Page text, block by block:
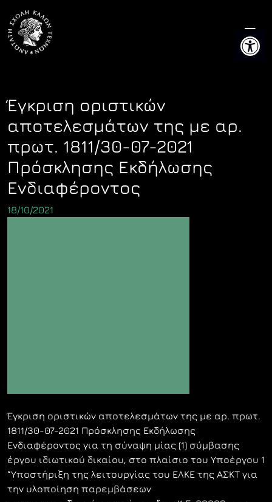
content
Έγκριση οριστικών
αποτελεσμάτων της με αρ.
πρωτ. 1811/30-07-2021
Πρόσκλησης Εκδήλωσης
Ενδιαφέροντος
18/10/2021
Έγκριση οριστικών αποτελεσμάτων της με αρ. πρωτ.
1811/30-07-2021 Πρόσκλησης Εκδήλωσης
Ενδιαφέροντος για τη σύναψη μίας (1) σύμβασης
έργου ιδιωτικού δικαίου, στο πλαίσιο του Υποέργου 1
“Υποστήριξη της λειτουργίας του ΕΛΚΕ της ΑΣΚΤ για
την υλοποίηση παρεμβάσεων